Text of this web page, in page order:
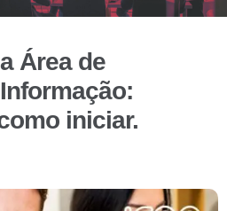
Área de
iniciar.